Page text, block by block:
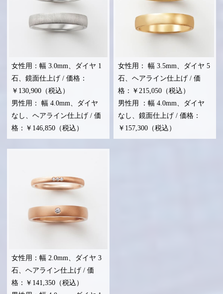
女性用：幅 3.0mm、ダイヤ 1
石、鏡面仕上げ / 価格：
￥130,900（税込）
男性用： 幅 4.0mm、ダイヤ
なし、ヘアライン仕上げ / 価
格：￥146,850（税込）
女性用： 幅 3.5mm、ダイヤ 5
石、ヘアライン仕上げ / 価
格：￥215,050（税込）
男性用 ：幅 4.0mm、ダイヤ
なし、鏡面仕上げ / 価格：
￥157,300（税込）
女性用：幅 2.0mm、ダイヤ 3
石、ヘアライン仕上げ / 価
格：￥141,350（税込）